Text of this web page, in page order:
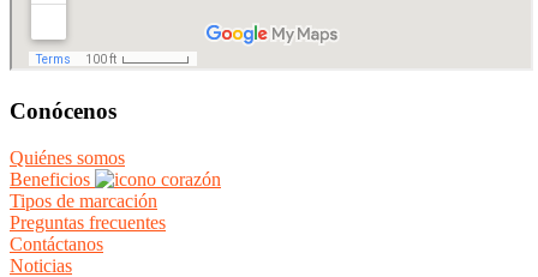
Conócenos
Quiénes somos
Beneficios
Tipos de marcación
Preguntas frecuentes
Contáctanos
Noticias